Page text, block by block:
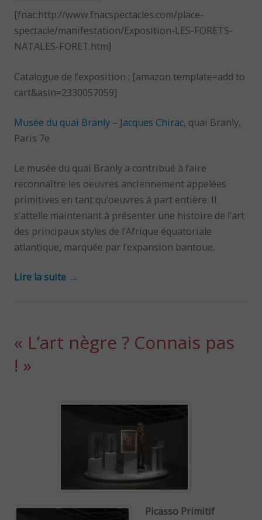
[fnac:http://www.fnacspectacles.com/place-
spectacle/manifestation/Exposition-LES-FORETS-
NATALES-FORET.htm]
Catalogue de l’exposition : [amazon template=add to
cart&asin=2330057059]
Musée du quai Branly – Jacques Chirac, quai Branly,
Paris 7e
Le musée du quai Branly a contribué à faire
reconnaître les oeuvres anciennement appelées
primitives en tant qu’oeuvres à part entière. Il
s’attelle maintenant à présenter une histoire de l’art
des principaux styles de l’Afrique équatoriale
atlantique, marquée par l’expansion bantoue.
Lire la suite →
« L’art nègre ? Connais pas
! »
Picasso Primitif